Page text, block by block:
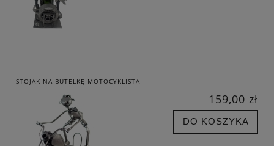
STOJAK NA BUTELKĘ MOTOCYKLISTA
159,00 zł
DO KOSZYKA